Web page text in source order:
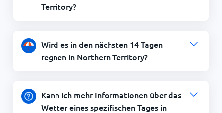
Territory?
Wird es in den nächsten 14 Tagen
regnen in Northern Territory?
Kann ich mehr Informationen über das
Wetter eines spezifischen Tages in